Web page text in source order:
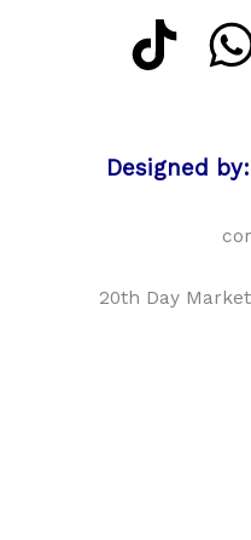
Designed